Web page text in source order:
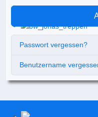
Passwort vergessen?
Benutzername